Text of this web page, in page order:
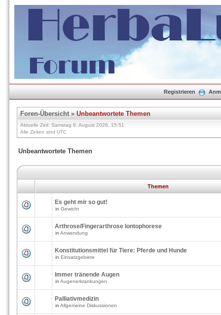
Registrieren
Foren-Übersicht» Unbeantwortete Themen
Aktuelle Zeit: Samstag 8. August 2026, 15:51
Alle Zeiten sind UTC
Unbeantwortete Themen
Themen
Es geht mir so gut!
in Gewicht
Arthrose/Fingerarthrose Iontophorese
in Anwendung
Konstitutionsmittel für Tiere: Pferde und Hunde
in Einsatzgebiete
Immer tränende Augen
in Augenerkrankungen
Palliativmedizin
in Allgemeine Diskussionen